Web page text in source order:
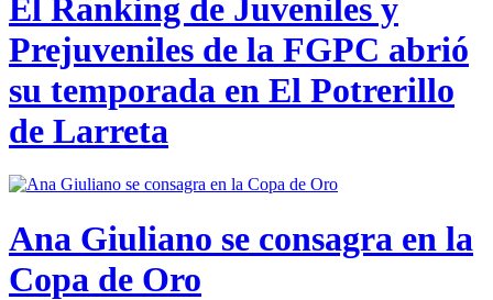
El Ranking de Juveniles y
Prejuveniles de la FGPC abrió
su temporada en El Potrerillo
de Larreta
Ana Giuliano se consagra en la
Copa de Oro